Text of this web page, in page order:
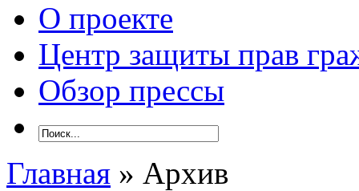
О проекте
Центр защиты прав
Обзор прессы
Главная » Архив